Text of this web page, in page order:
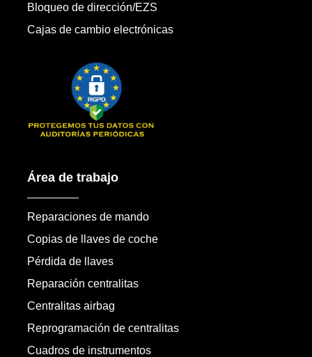
Bloqueo de dirección/EZS
Cajas de cambio electrónicas
Área de trabajo
Reparaciones de mando
Copias de llaves de coche
Pérdida de llaves
Reparación centralitas
Centralitas airbag
Reprogramación de centralitas
Cuadros de instrumentos